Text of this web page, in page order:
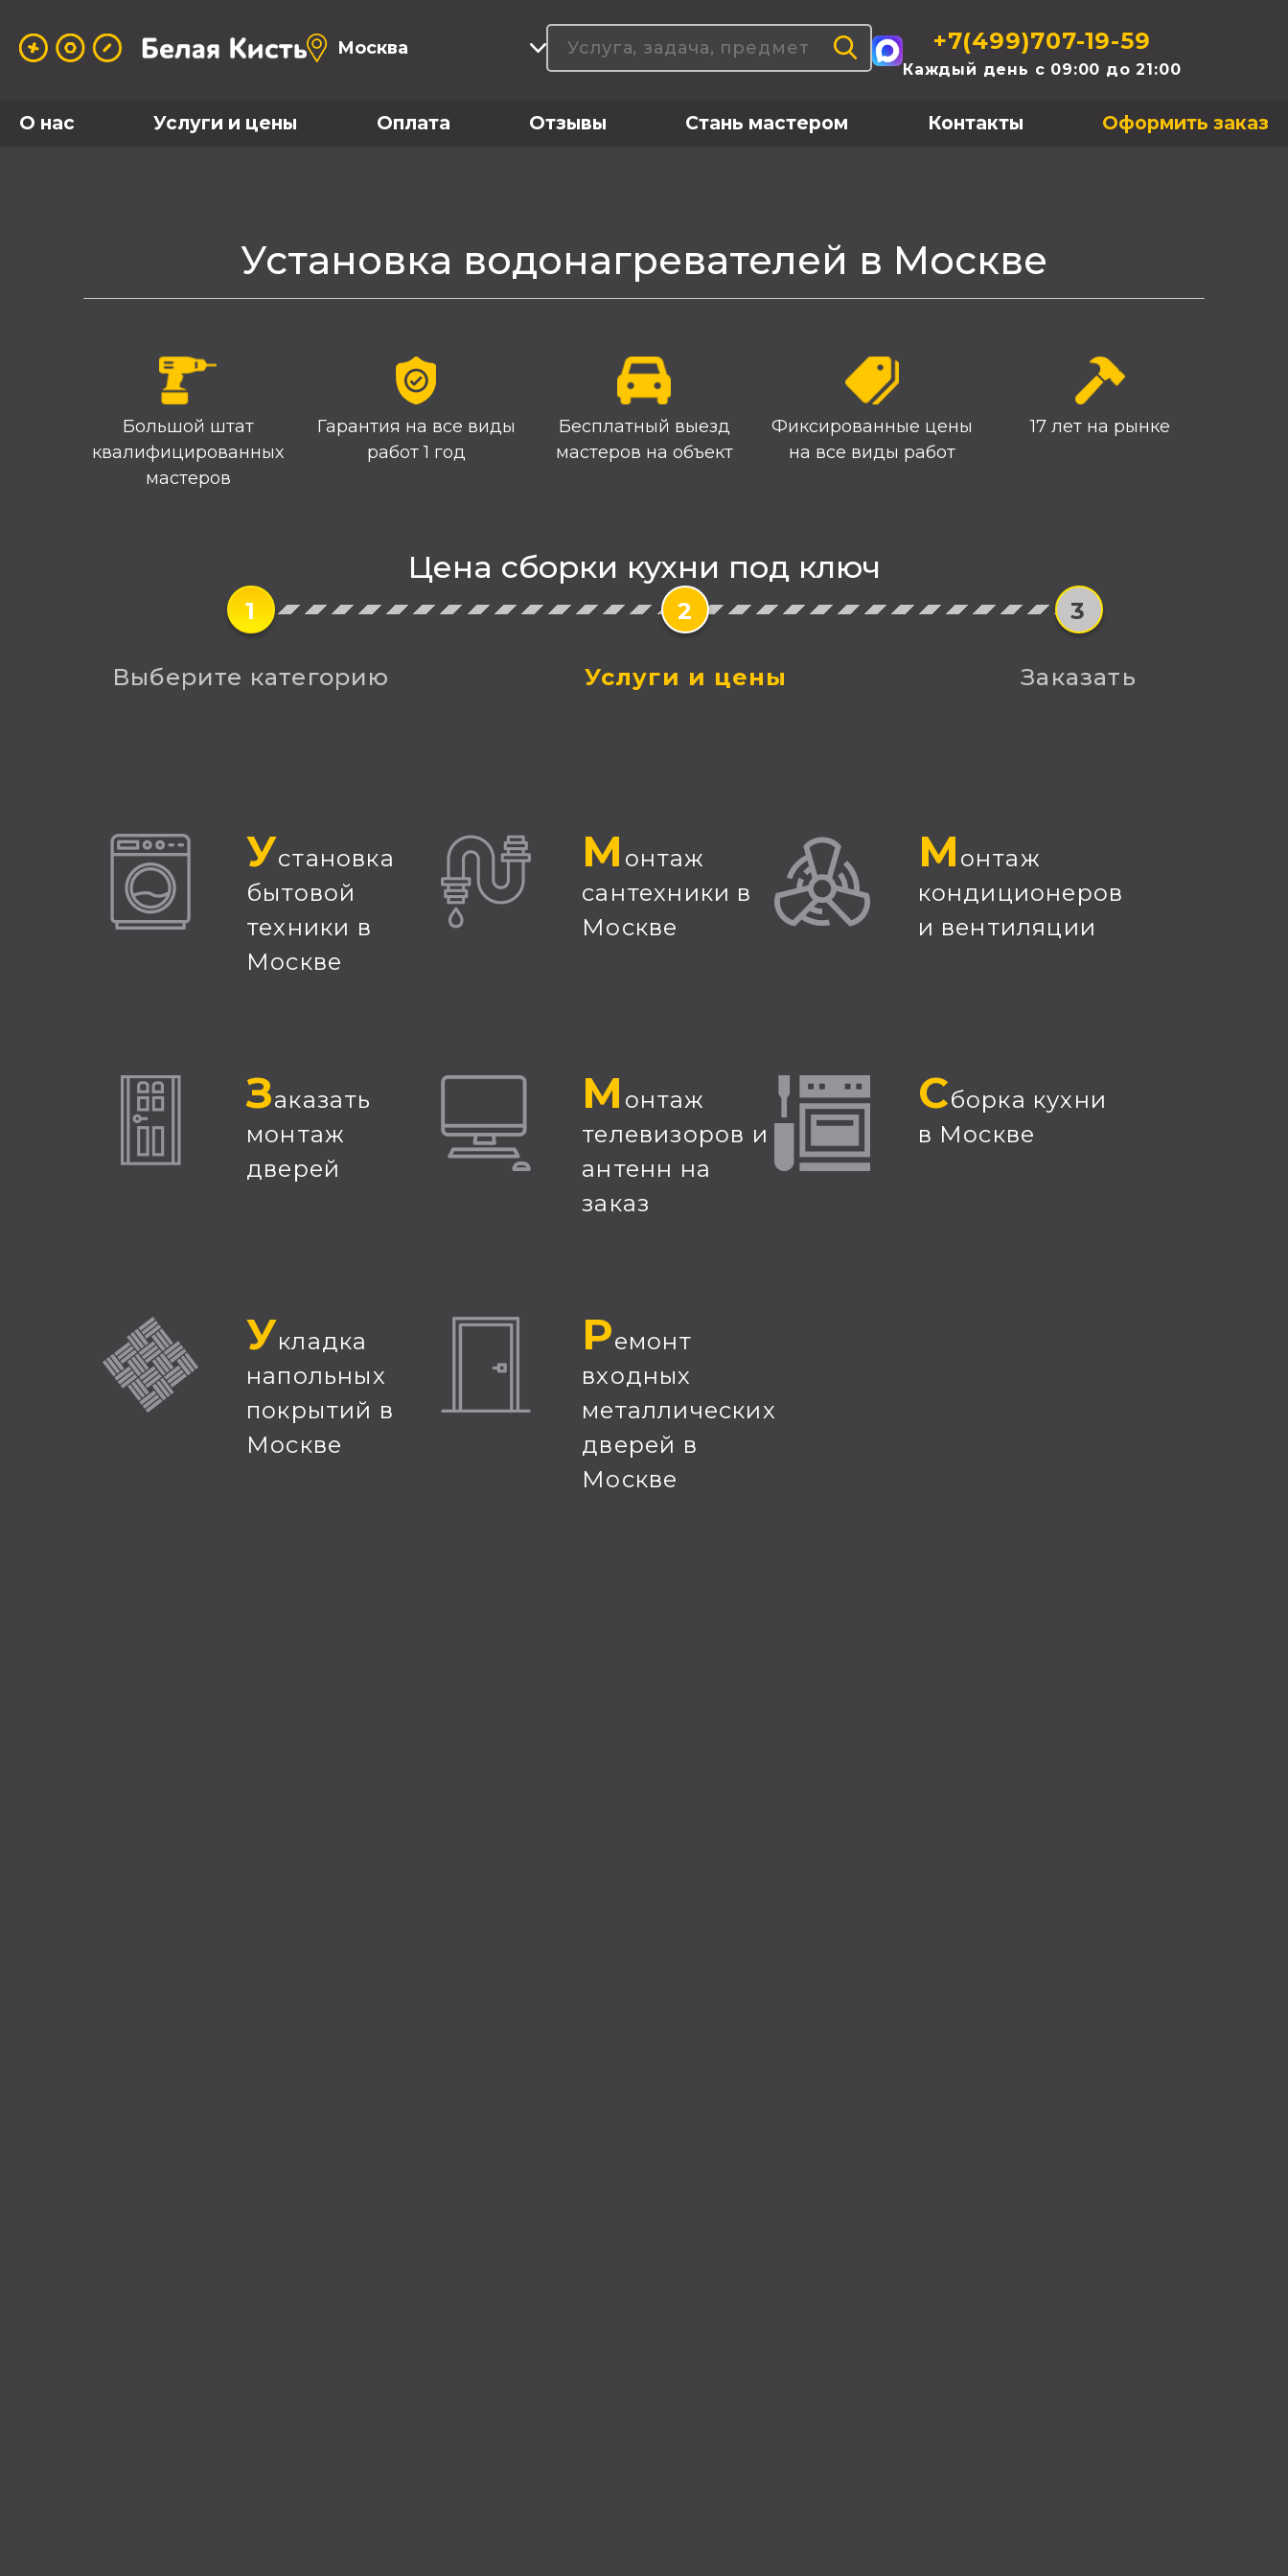
Москва +7(499)707-19-59
Каждый день с 09:00 до 21:00
О нас Услуги и цены Оплата Отзывы Стань мастером Контакты Оформить заказ
Установка водонагревателей в Москве
Большой штат
квалифицированных
мастеров
Гарантия на все виды
работ 1 год
Бесплатный выезд
мастеров на объект
Фиксированные цены
на все виды работ
17 лет на рынке
Цена сборки кухни под ключ
1
Выберите категорию
2
Услуги и цены
3
Заказать
Установка
бытовой
техники в
Москве
М онтаж
сантехники в
Москве
М онтаж
кондиционеров
и вентиляции
Заказать
монтаж
дверей
М онтаж
телевизоров и
антенн на
заказ
Сборка кухни
в Москве
Укладка
напольных
покрытий в
Москве
Ремонт
входных
металлических
дверей в
Москве